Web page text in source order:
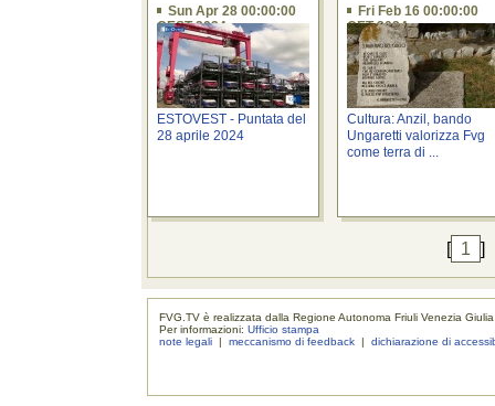
Sun Apr 28 00:00:00
CEST 2024
ESTOVEST - Puntata del
28 aprile 2024
Fri Feb 16 00:00:00
CET 2024
Cultura: Anzil, bando
Ungaretti valorizza Fvg
come terra di ...
[ 1 ]
FVG.TV è realizzata dalla Regione Autonoma Friuli Venezia Giulia
Per informazioni:Ufficio stampa
note legali |meccanismo di feedback |dichiarazione di